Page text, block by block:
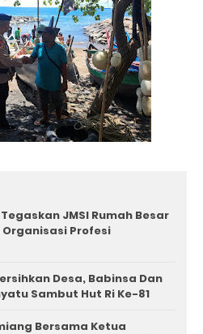
JMSI Rumah Besar
Organisasi Profesi
Desa, Babinsa Dan
Sambut Hut Ri Ke-81
Bersama Ketua